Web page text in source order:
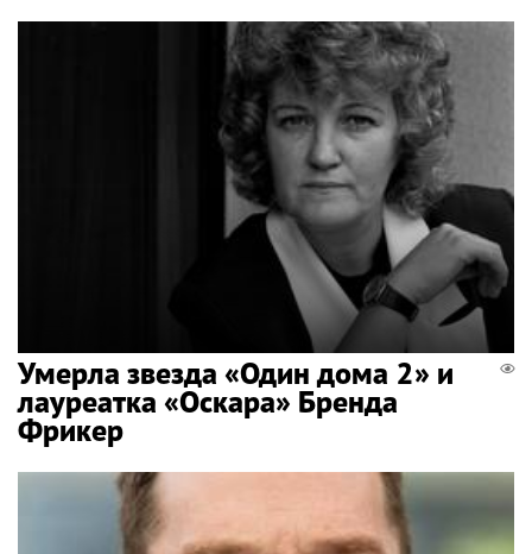
Умерла звезда «Один дома 2» и
лауреатка «Оскара» Бренда
Фрикер